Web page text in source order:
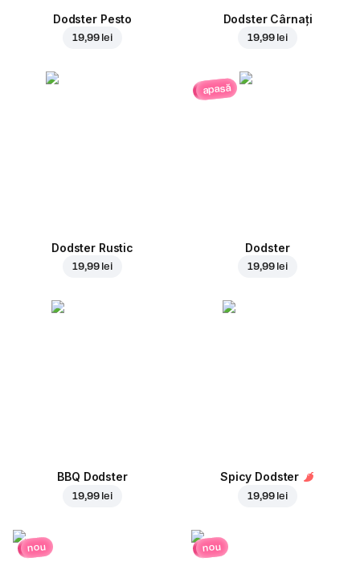
Dodster Pesto
19,99 lei
Dodster Cârnați
19,99 lei
Dodster Rustic
19,99 lei
apasă
Dodster
19,99 lei
BBQ Dodster
19,99 lei
Spicy Dodster
19,99 lei
nou nou